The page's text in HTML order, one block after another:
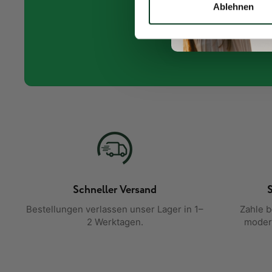
Ablehnen
Schneller Versand
Bestellungen verlassen unser Lager in 1–
2 Werktagen.
Zahle